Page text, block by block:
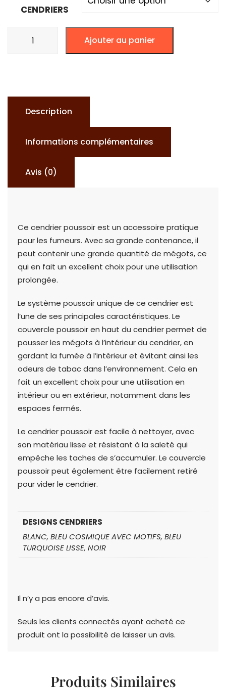
CENDRIERS
Ajouter au panier
Description
Informations complémentaires
Avis (0)
Ce cendrier poussoir est un accessoire pratique
pour les fumeurs. Avec sa grande contenance, il
peut contenir une grande quantité de mégots, ce
qui en fait un excellent choix pour une utilisation
prolongée.
Le système poussoir unique de ce cendrier est
l’une de ses principales caractéristiques. Le
couvercle poussoir en haut du cendrier permet de
pousser les mégots à l’intérieur du cendrier, en
gardant la fumée à l’intérieur et évitant ainsi les
odeurs de tabac dans l’environnement. Cela en
fait un excellent choix pour une utilisation en
intérieur ou en extérieur, notamment dans les
espaces fermés.
Le cendrier poussoir est facile à nettoyer, avec
son matériau lisse et résistant à la saleté qui
empêche les taches de s’accumuler. Le couvercle
poussoir peut également être facilement retiré
pour vider le cendrier.
DESIGNS CENDRIERS
BLANC, BLEU COSMIQUE AVEC MOTIFS, BLEU
TURQUOISE LISSE, NOIR
Il n’y a pas encore d’avis.
Seuls les clients connectés ayant acheté ce
produit ont la possibilité de laisser un avis.
Produits Similaires